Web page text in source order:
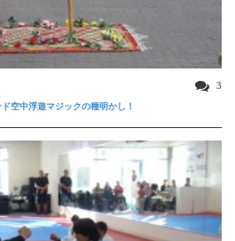
3
空中浮遊マジックの種明かし！